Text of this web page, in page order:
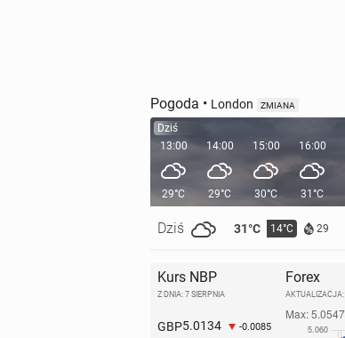
Pogoda • London ZMIANA
Dziś
13:00
29°C
Dziś 31°C 14°C 29
14:00
29°C
15:00
30°C
16:00
31°C
Kurs NBP
Z DNIA: 7 SIERPNIA
GBP5.0134 -0.0085
Forex
AKTUALIZACJA: